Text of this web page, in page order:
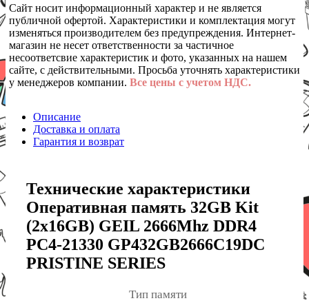
Сайт носит информационный характер и не является
публичной офертой. Характеристики и комплектация могут
изменяться производителем без предупреждения. Интернет-
магазин не несет ответственности за частичное
несоответсвие характеристик и фото, указанных на нашем
сайте, с действительными. Просьба уточнять характеристики
у менеджеров компании. Все цены с учетом НДС.
Описание
Доставка и оплата
Гарантия и возврат
Технические характеристики
Оперативная память 32GB Kit
(2x16GB) GEIL 2666Mhz DDR4
PC4-21330 GP432GB2666C19DC
PRISTINE SERIES
Тип памяти